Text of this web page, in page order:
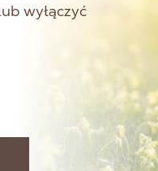
KARMĘ
wyłączyć